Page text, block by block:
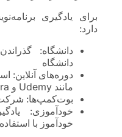
برای یادگیری
دارد:
دانشگاه:
دانشگاه
دوره‌های آنلاین:
مانند Udemy و Coursera
بوت‌کمپ‌ها:
خودآموزی:
خودآموز با